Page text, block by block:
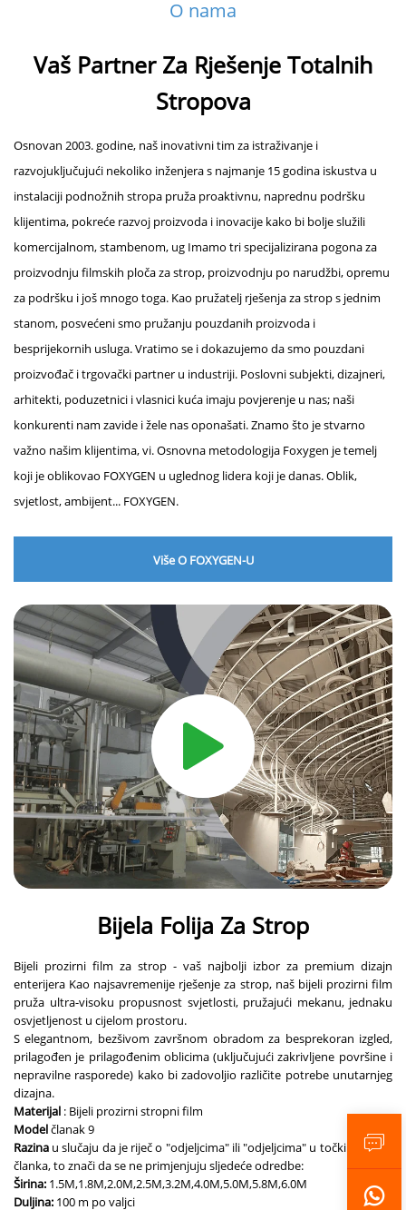
O nama
Vaš Partner Za Rješenje Totalnih
Stropova
Osnovan 2003. godine, naš inovativni tim za istraživanje i
razvojuključujući nekoliko inženjera s najmanje 15 godina iskustva u
instalaciji podnožnih stropa pruža proaktivnu, naprednu podršku
klijentima, pokreće razvoj proizvoda i inovacije kako bi bolje služili
komercijalnom, stambenom, ug Imamo tri specijalizirana pogona za
proizvodnju filmskih ploča za strop, proizvodnju po narudžbi, opremu
za podršku i još mnogo toga. Kao pružatelj rješenja za strop s jednim
stanom, posvećeni smo pružanju pouzdanih proizvoda i
besprijekornih usluga. Vratimo se i dokazujemo da smo pouzdani
proizvođač i trgovački partner u industriji. Poslovni subjekti, dizajneri,
arhitekti, poduzetnici i vlasnici kuća imaju povjerenje u nas; naši
konkurenti nam zavide i žele nas oponašati. Znamo što je stvarno
važno našim klijentima, vi. Osnovna metodologija Foxygen je temelj
koji je oblikovao FOXYGEN u uglednog lidera koji je danas. Oblik,
svjetlost, ambijent... FOXYGEN.
Više O FOXYGEN-U
Bijela Folija Za Strop
Bijeli prozirni film za strop - vaš najbolji izbor za premium dizajn
enterijera Kao najsavremenije rješenje za strop, naš bijeli prozirni film
pruža ultra-visoku propusnost svjetlosti, pružajući mekanu, jednaku
osvjetljenost u cijelom prostoru.
S elegantnom, bezšivom završnom obradom za besprekoran izgled,
prilagođen je prilagođenim oblicima (uključujući zakrivljene površine i
nepravilne rasporede) kako bi zadovoljio različite potrebe unutarnjeg
dizajna.
Materijal : Bijeli prozirni stropni film
Modelčlanak 9
Razina u slučaju da je riječ o "odjeljcima" ili "odjeljcima" u točki (a) ovog
članka, to znači da se ne primjenjuju sljedeće odredbe:
Širina: 1.5M,1.8M,2.0M,2.5M,3.2M,4.0M,5.0M,5.8M,6.0M
Duljina: 100 m po valjci